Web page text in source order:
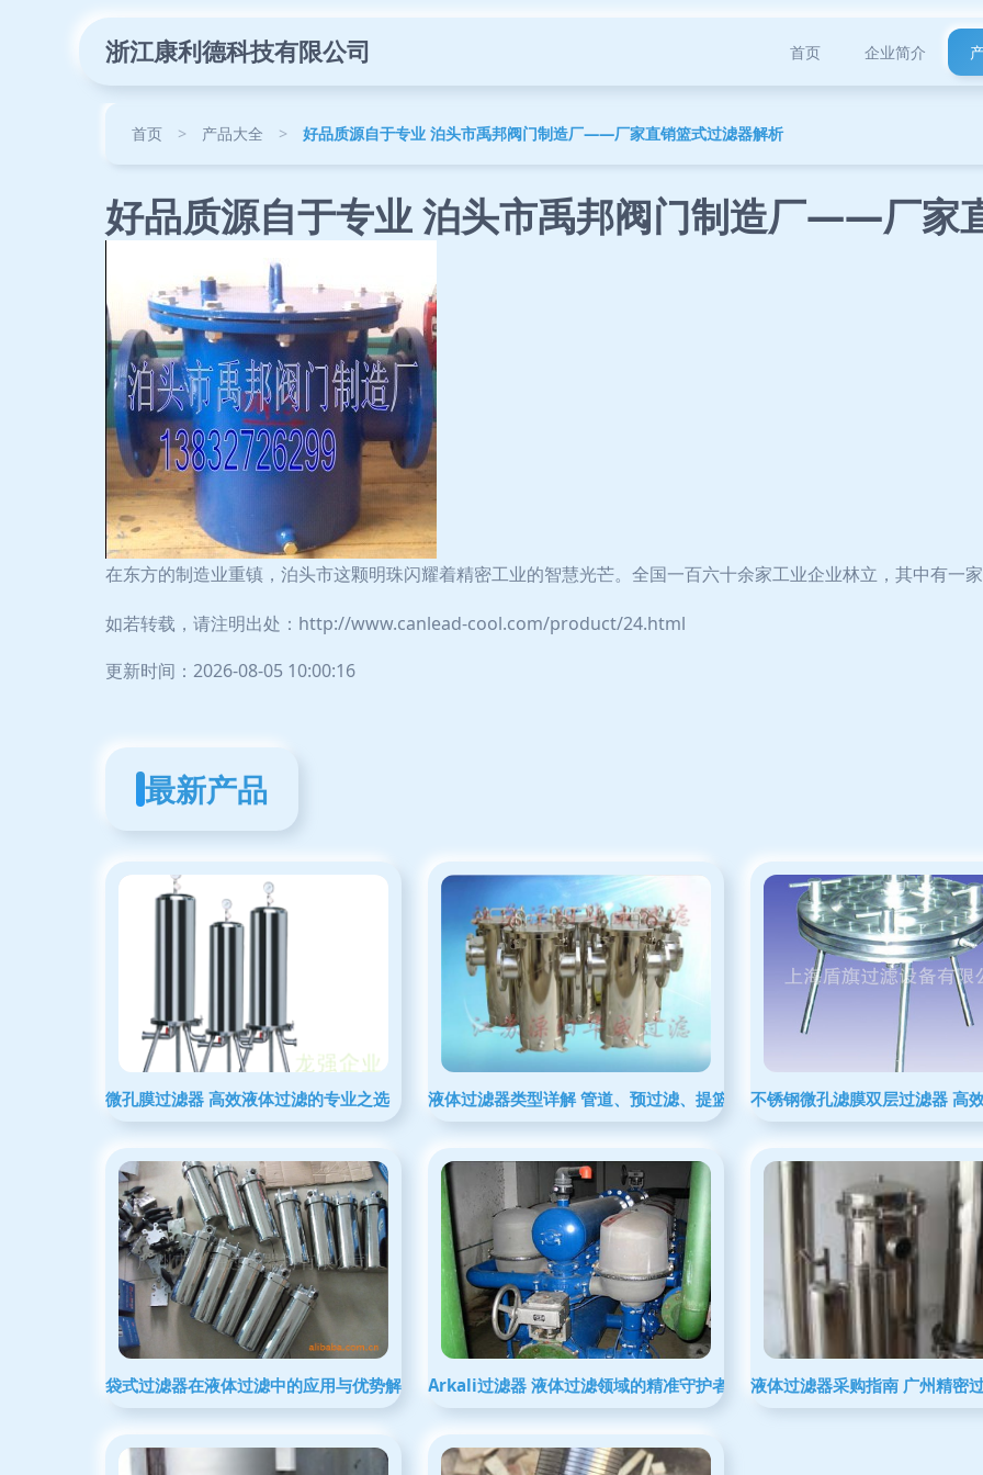
浙江康利德科技有限公司 首页 企业简介
首页 > 产品大全 > 好品质源自于专业 泊头市禹邦阀门制造厂——厂家直销篮式过滤器解析
好品质源自于专业 泊头市禹邦阀门制造厂——厂家
在东方的制造业重镇，泊头市这颗明珠闪耀着精密工业的智慧光芒。全国一百六十余家工业企业林立，其中有一
如若转载，请注明出处：http://www.canlead-cool.com/product/24.html
更新时间：2026-08-05 10:00:16
最新产品
微孔膜过滤器 高效液体过滤的专业之选 液体过滤器类型详解 管道、预过滤、提篮式与毛发过滤器不锈钢微孔滤膜双层过滤器 高
袋式过滤器在液体过滤中的应用与优势解析 Arkali过滤器 液体过滤领域的精准守护者 液体过滤器采购指南 广州精密